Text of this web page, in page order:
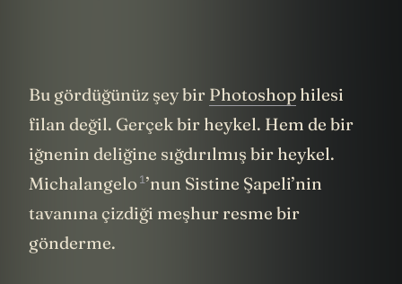
Bu gördüğünüz şey bir Photoshop hilesi
filan değil. Gerçek bir heykel. Hem de bir
iğnenin deliğine sığdırılmış bir heykel.
Michalangelo1’nun Sistine Şapeli’nin
tavanına çizdiği meşhur resme bir
gönderme.